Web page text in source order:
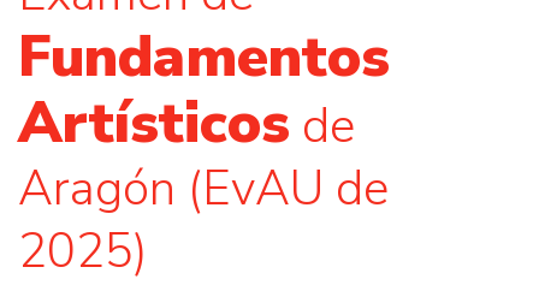
Fundamentos
Artísticos de
Aragón (EvAU de
2025)